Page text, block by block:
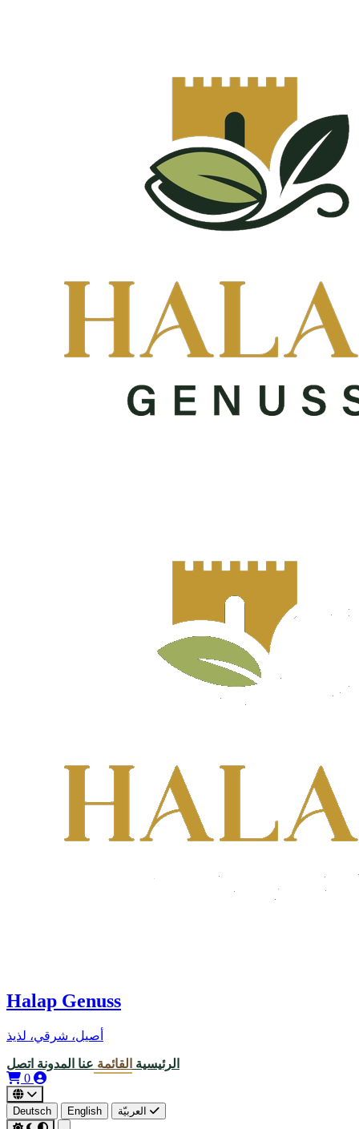
Halap Genuss
أصيل، شرقي، لذيذ
الرئيسية القائمة عنا المدونة اتصل
0
Deutsch English